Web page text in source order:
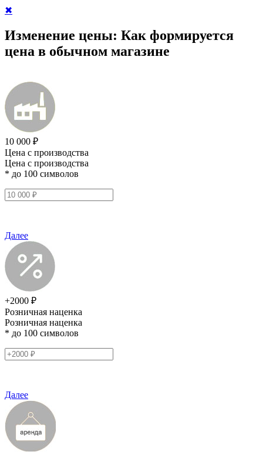
✖
Изменение цены: Как формируется
цена в обычном магазине
10 000 ₽
Цена с производства
Цена с производства
* до 100 символов
Далее
+2000 ₽
Розничная наценка
Розничная наценка
* до 100 символов
Далее